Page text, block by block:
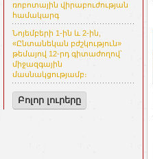
ռոբոտային վիրաբուժության
համակարգ
Նոյեմբերի 1-ին և 2-ին,
«Ընտանեկան բժշկություն»
թեմայով 12-րդ գիտաժողով՝
միջազգային
մասնակցությամբ։
Բոլոր լուրերը